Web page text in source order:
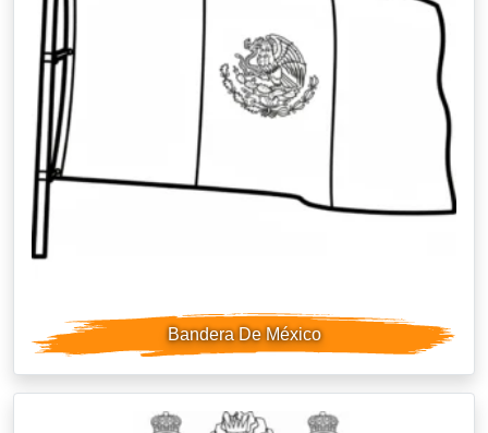
Bandera De México